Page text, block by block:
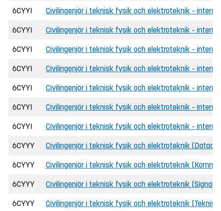
6CYYI Civilingenjör i teknisk fysik och elektroteknik -
6CYYI Civilingenjör i teknisk fysik och elektroteknik -
6CYYI Civilingenjör i teknisk fysik och elektroteknik -
6CYYI Civilingenjör i teknisk fysik och elektroteknik -
6CYYI Civilingenjör i teknisk fysik och elektroteknik -
6CYYI Civilingenjör i teknisk fysik och elektroteknik -
6CYYI Civilingenjör i teknisk fysik och elektroteknik -
6CYYY Civilingenjör i teknisk fysik och elektroteknik
6CYYY Civilingenjör i teknisk fysik och elektroteknik
6CYYY Civilingenjör i teknisk fysik och elektroteknik (Signal-
6CYYY Civilingenjör i teknisk fysik och elektroteknik